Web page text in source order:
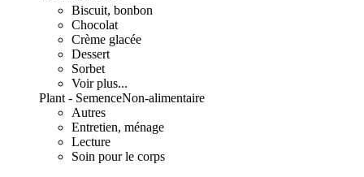
Biscuit, bonbon
Chocolat
Crème glacée
Dessert
Sorbet
Voir plus...
Plant - SemenceNon-alimentaire
Autres
Entretien, ménage
Lecture
Soin pour le corps